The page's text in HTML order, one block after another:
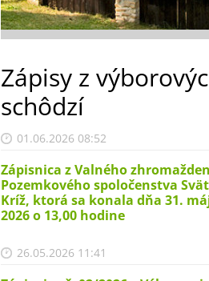
Zápisy z
schôdzí
01.06.2026 08:52
Zápisnica z Valného
Pozemkového spoločenstva
Kríž, ktorá sa konala dňa 31.
2026 o 13,00 hodine
26.05.2026 11:41